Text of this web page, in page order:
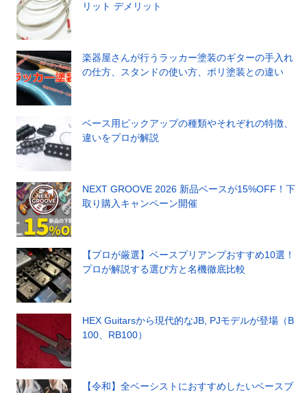
リット デメリット
楽器屋さんが行うラッカー塗装のギターの手入れ
の仕方、スタンドの使い方、ポリ塗装との違い
ベース用ピックアップの種類やそれぞれの特徴、
違いをプロが解説
NEXT GROOVE 2026 新品ベースが15%OFF！下
取り購入キャンペーン開催
【プロが厳選】ベースプリアンプおすすめ10選！
プロが解説する選び方と名機徹底比較
HEX Guitarsから現代的なJB, PJモデルが登場（B
100、RB100）
【令和】全ベーシストにおすすめしたいベースブ